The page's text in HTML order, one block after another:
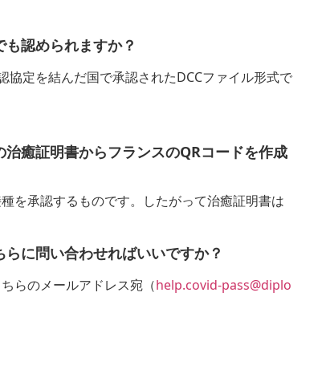
認められますか？
定を結んだ国で承認されたDCCファイル形式で
癒証明書からフランスのQRコードを作成
を承認するものです。したがって治癒証明書は
に問い合わせればいいですか？
らのメールアドレス宛（help.covid-pass@diplo